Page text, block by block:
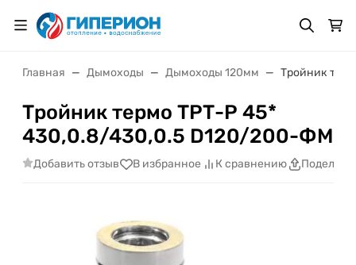
Главная Дымоходы Дымоходы 120мм Тройник
Тройник термо ТРТ-Р 45*
430,0.8/430,0.5 D120/200-ФМ
Добавить отзыв В избранное К сравнению